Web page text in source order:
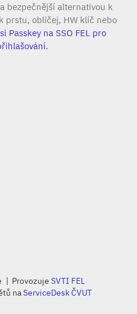
bezpečnější alternativou k
prstu, obličej, HW klíč nebo
Passkey na SSO FEL pro
ProvozujeSVTI FEL
naServiceDesk ČVUT